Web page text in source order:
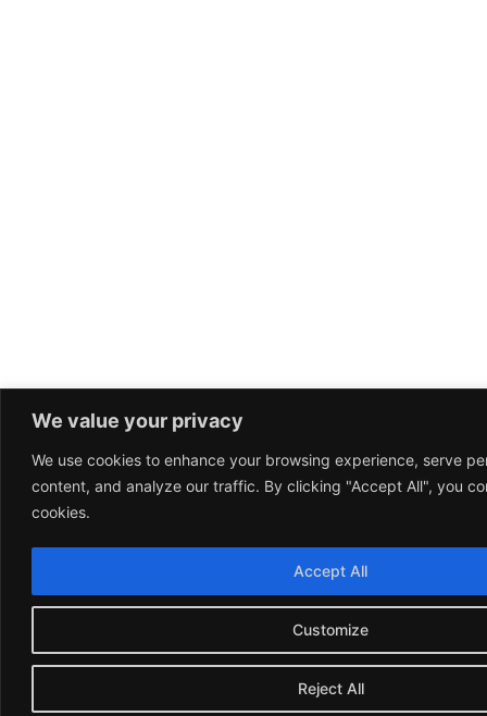
We value your privacy
We use cookies to enhance your browsing experience, serve
content, and analyze our traffic. By clicking "Accept All", you
cookies.
Customize
Reject All
Accept All